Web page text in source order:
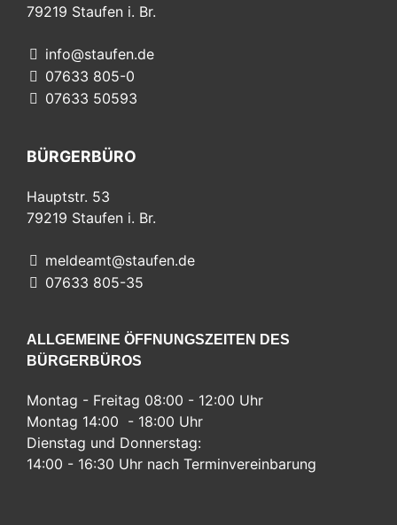
79219 Staufen i. Br.
info@staufen.de
07633 805-0
07633 50593
BÜRGERBÜRO
Hauptstr. 53
79219 Staufen i. Br.
meldeamt@staufen.de
07633 805-35
ALLGEMEINE ÖFFNUNGSZEITEN DES
BÜRGERBÜROS
Montag - Freitag 08:00 - 12:00 Uhr
Montag 14:00 - 18:00 Uhr
Dienstag und Donnerstag:
14:00 - 16:30 Uhr nach Terminvereinbarung